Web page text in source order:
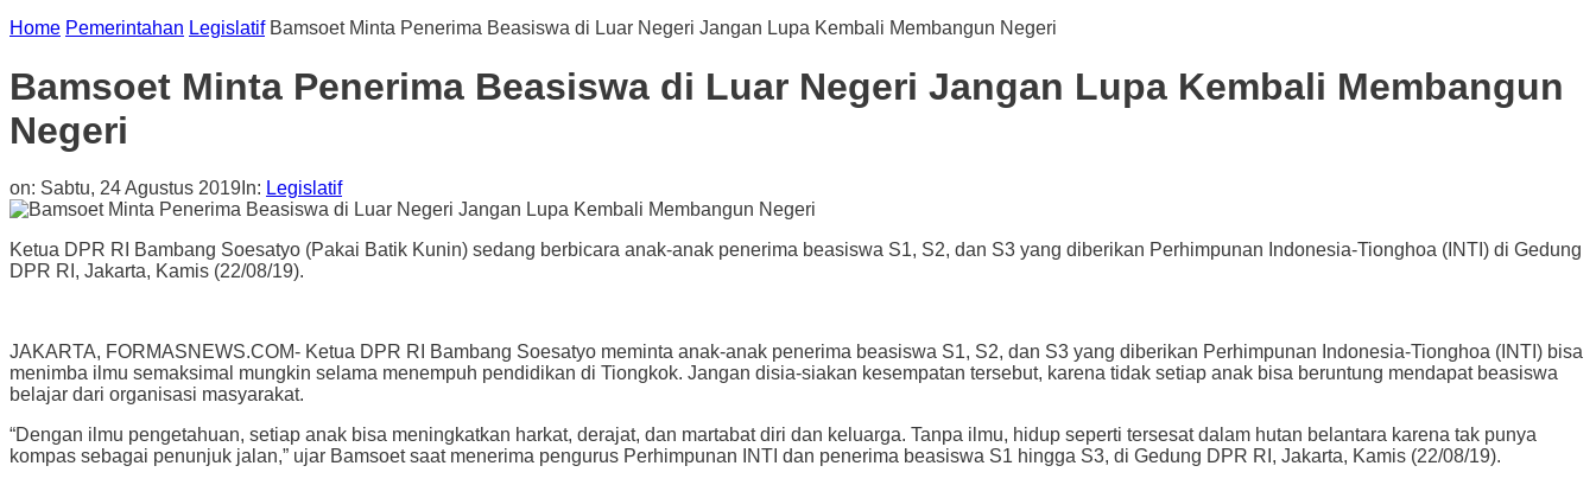
Home Pemerintahan Legislatif Bamsoet Minta Penerima Beasiswa di Luar Negeri Jangan Lupa Kembali Membangun Negeri
Bamsoet Minta Penerima Beasiswa di Luar Negeri Jangan Lupa Kembali Membangun
Negeri
on: Sabtu, 24 Agustus 2019 In: Legislatif
Ketua DPR RI Bambang Soesatyo (Pakai Batik Kunin) sedang berbicara anak-anak penerima beasiswa S1, S2, dan S3 yang diberikan Perhimpunan Indonesia-Tionghoa (INTI) di Gedung
DPR RI, Jakarta, Kamis (22/08/19).
JAKARTA, FORMASNEWS.COM- Ketua DPR RI Bambang Soesatyo meminta anak-anak penerima beasiswa S1, S2, dan S3 yang diberikan Perhimpunan Indonesia-Tionghoa (INTI) bisa
menimba ilmu semaksimal mungkin selama menempuh pendidikan di Tiongkok. Jangan disia-siakan kesempatan tersebut, karena tidak setiap anak bisa beruntung mendapat beasiswa
belajar dari organisasi masyarakat.
“Dengan ilmu pengetahuan, setiap anak bisa meningkatkan harkat, derajat, dan martabat diri dan keluarga. Tanpa ilmu, hidup seperti tersesat dalam hutan belantara karena tak punya
kompas sebagai penunjuk jalan,” ujar Bamsoet saat menerima pengurus Perhimpunan INTI dan penerima beasiswa S1 hingga S3, di Gedung DPR RI, Jakarta, Kamis (22/08/19).